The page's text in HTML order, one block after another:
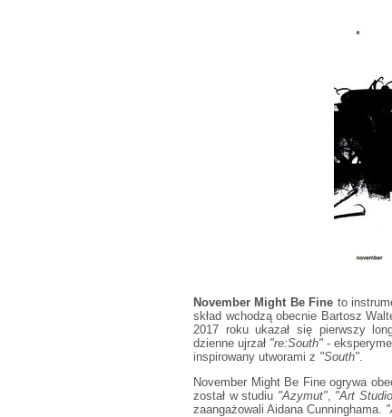
November Might Be Fine to
skład wchodzą obecnie Bartosz
2017 roku ukazał się pierwszy
dzienne ujrzał "re:South" -
inspirowany utworami z "South"
November Might Be Fine ogrywa
został w studiu "Azymut", "Art
zaangażowali Aidana Cunninghama.